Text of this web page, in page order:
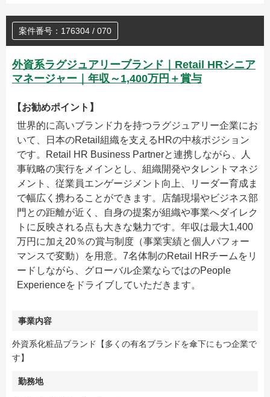
案件番号：176304 / 070
外資系ラグジュアリーブランド｜Retail HRシニア
マネージャー｜年収～1,400万円＋賞与
【お勧めポイント】
世界的に高いブランド力を持つラグジュアリー企業にお
いて、日本のRetail組織を支えるHRの中核ポジション
です。Retail HR Business Partnerと連携しながら、人
事戦略の実行をメインとし、組織開発やタレントマネジ
メント、従業員エンゲージメント向上、リーダー育成ま
で幅広く携わることができます。店舗現場やビジネス部
門との距離が近く、自身の提案が組織や事業へダイレク
トに反映される点も大きな魅力です。年収は最大1,400
万円に加え20％の賞与制度（事業実績と個人パフォー
マンスで変動）を用意。7名体制のRetail HRチームをリ
ードしながら、グローバル企業ならではのPeople
Experienceをドライブしていただきます。
事業内容
外資系化粧品ブランド【多くの有名ブランドを傘下にもつ企業で
す】
勤務地